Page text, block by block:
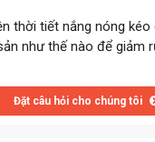
thời tiết nắng nóng kéo
như thế nào để giảm
Đặt câu hỏi cho chúng tôi